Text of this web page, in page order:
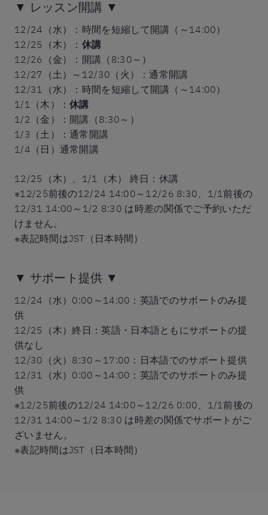
▼ レッスン開講 ▼
12/24（水）：時間を短縮して開講（～14:00）
12/25（木）： 休講
12/26（金）：開講（8:30～）
12/27（土）～12/30（火）：通常開講
12/31（水）：時間を短縮して開講（～14:00）
1/1（木）：休講
1/2（金）：開講（8:30～）
1/3（土）：通常開講
1/4（日）通常開講
12/25（木）、1/1（木） 終日：休講
※12/25前後の12/24 14:00～12/26 8:30、1/1前後の
12/31 14:00～1/2 8:30 は時差の関係でご予約いただ
けません。
※表記時間はJST（日本時間）
▼ サポート提供 ▼
12/24（水）0:00～14:00：英語でのサポートのみ提
供
12/25（木）終日：英語・日本語ともにサポートの提
供なし
12/30（火）8:30～17:00：日本語でのサポート提供
12/31（水）0:00～14:00：英語でのサポートのみ提
供
※12/25前後の12/24 14:00～12/26 0:00、1/1前後の
12/31 14:00～1/2 8:30 は時差の関係でサポートがご
ざいません。
※表記時間はJST（日本時間）